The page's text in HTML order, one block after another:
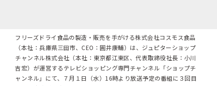
フリーズドライ食品の製造・販売を手がける株式会社コスモス食品
（本社：兵庫県三田市、CEO：圓井康輔）は、ジュピターショップ
チャンネル株式会社（本社：東京都江東区、代表取締役社長：小川
吉宏）が運営するテレビショッピング専門チャンネル「ショップチ
ャンネル」にて、７月１日（水）16時より放送予定の番組に３回目